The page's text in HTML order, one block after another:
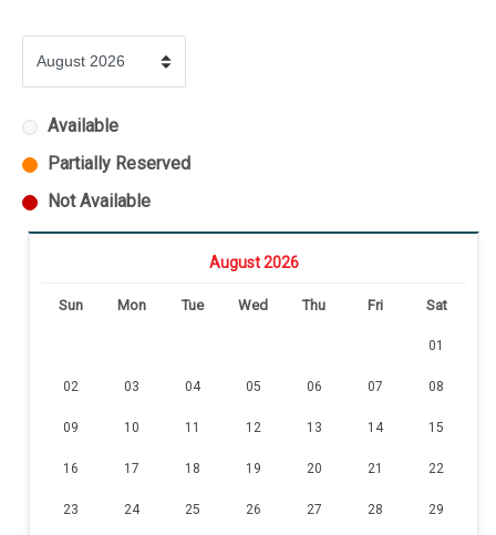
Available
Partially Reserved
Not Available
August 2026
Sun Mon Tue Wed Thu Fri Sat
01
02 03 04 05 06 07 08
09 10 11 12 13 14 15
16 17 18 19 20 21 22
23 24 25 26 27 28 29